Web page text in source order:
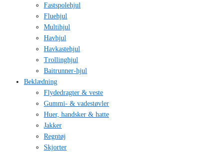
Fastspolehjul
Fluehjul
Multihjul
Havhjul
Havkastehjul
Trollinghjul
Baitrunner-hjul
Beklædning
Flydedragter & veste
Gummi- & vadestøvler
Huer, handsker & hatte
Jakker
Regntøj
Skjorter